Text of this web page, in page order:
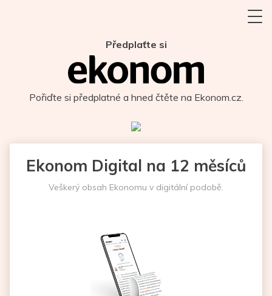
Předplaťte si
Pořiďte si předplatné a hned čtěte na Ekonom.cz.
Ekonom Digital na 12 měsíců
Veškerý obsah Ekonomu v digitální podobě.